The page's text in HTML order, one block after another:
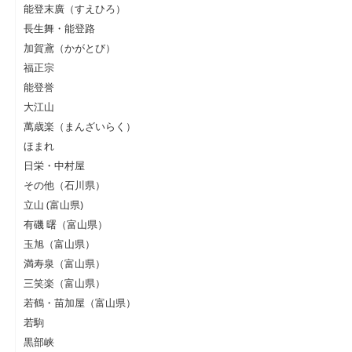
能登末廣（すえひろ）
長生舞・能登路
加賀鳶（かがとび）
福正宗
能登誉
大江山
萬歳楽（まんざいらく）
ほまれ
日栄・中村屋
その他（石川県）
立山 (富山県)
有磯 曙（富山県）
玉旭（富山県）
満寿泉（富山県）
三笑楽（富山県）
若鶴・苗加屋（富山県）
若駒
黒部峡